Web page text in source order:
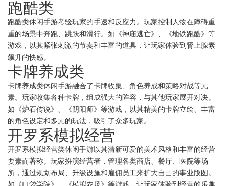
跑酷类
跑酷类休闲手游考验玩家的手速和反应力。玩家控制人物在障碍重
重的场景中奔跑、跳跃和滑行。如《神庙逃亡》、《地铁跑酷》等
游戏，以其紧张刺激的节奏和丰富的道具，让玩家体验到肾上腺素
飙升的快感。
卡牌养成类
卡牌养成类休闲手游融合了卡牌收集、角色养成和策略对战等元
素。玩家收集各种卡牌，组成强大的阵容，与其他玩家展开对决。
如《炉石传说》、《阴阳师》等游戏，以其精美的卡牌立绘、丰富
的角色设定和多元的玩法，吸引了众多玩家。
开罗系模拟经营
开罗系模拟经营类休闲手游以其清新可爱的美术风格和丰富的经营
要素而著称。玩家扮演经营者，管理各类商店、餐厅、医院等场
所，通过规划布局、升级设施和雇佣员工来扩大自己的事业版图。